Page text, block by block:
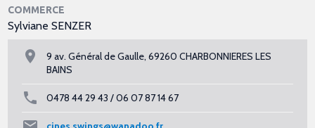
COMMERCE
Sylviane SENZER
9 av. Général de Gaulle, 69260 CHARBONNIERES LES
BAINS
0478 44 29 43 / 06 07 87 14 67